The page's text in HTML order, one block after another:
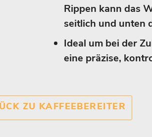
Rippen kann das
seitlich und unten
Ideal um bei der
eine präzise,
ZU KAFFEEBEREITER